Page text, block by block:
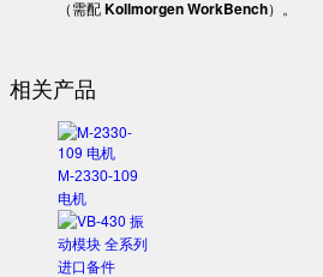
（需配 ​​Kollmorgen WorkBench​​）。
相关产品
M-2330-109
电机